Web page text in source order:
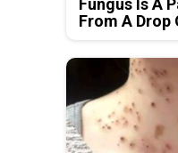
Fungus Is A
From A Drop